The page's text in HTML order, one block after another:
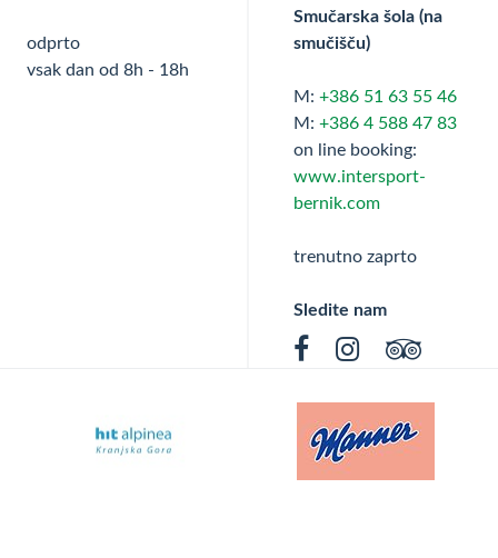
odprto
vsak dan od 8h - 18h
Smučarska šola (na
smučišču)
M: +386 51 63 55 46
M: +386 4 588 47 83
on line booking:
www.intersport-
bernik.com
trenutno zaprto
Sledite nam